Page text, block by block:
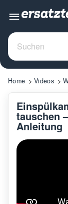
Home Videos
tauschen
Anleitung